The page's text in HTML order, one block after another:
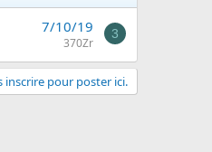
7/10/19
370Zr
3
inscrire pour poster ici.